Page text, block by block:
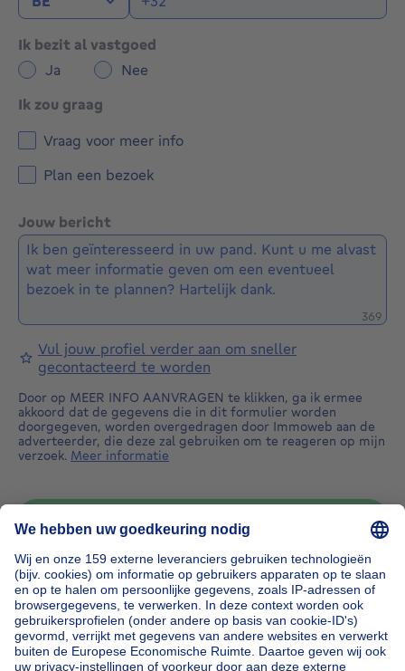
Ik bezit al vastgoed
Ja
Nee
Ik zou graag
Vraag voor meer info
Plan een bezoek
Jouw bericht
369
Vul jouw profiel verder aan om sneller
gecontacteerd te worden
Door op MEER INFO AANVRAGEN te klikken, ga ik ermee
akkoord dat de gegevens die in dit formulier worden
doorgegeven, worden overgedragen door Immoweb aan de
adverteerder, die deze zal gebruiken om te reageren op mijn
verzoek. Meer informatie